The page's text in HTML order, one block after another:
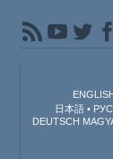
日本語
DEUTSCH